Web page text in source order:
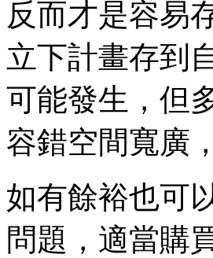
反而才是容易
立下計畫存到
可能發生，但
容錯空間寬廣
如有餘裕也可
問題，適當購